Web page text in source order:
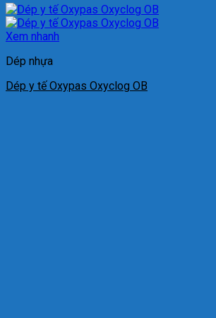
Xem nhanh
Dép nhựa
Dép y tế Oxypas Oxyclog OB